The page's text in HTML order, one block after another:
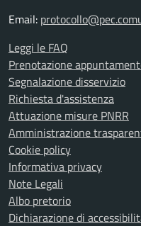
Email:
Leggi le FAQ
Prenotazione
Segnalazione disservizio
Richiesta d'assistenza
Attuazione misure PNRR
Amministrazione
Cookie policy
Informativa privacy
Note Legali
Albo pretorio
Dichiarazione di